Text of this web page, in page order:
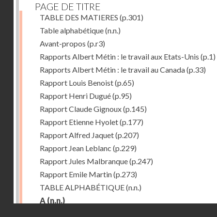
PAGE DE TITRE
TABLE DES MATIERES (p.301)
Table alphabétique(n.n.)
Avant-propos (p.r3)
Rapports Albert Métin : le travail aux Etats-Unis (p.1)
Rapports Albert Métin : le travail au Canada(p.33)
Rapport Louis Benoist(p.65)
Rapport Henri Dugué(p.95)
Rapport Claude Gignoux(p.145)
Rapport Etienne Hyolet(p.177)
Rapport Alfred Jaquet(p.207)
Rapport Jean Leblanc (p.229)
Rapport Jules Malbranque(p.247)
Rapport Emile Martin(p.273)
TABLE ALPHABÉTIQUE(n.n.)
A (n.n.)